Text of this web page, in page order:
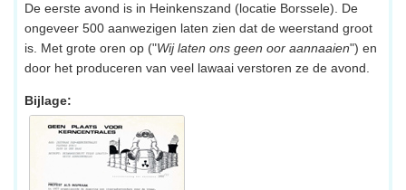
De eerste avond is in Heinkenszand (locatie Borssele). De
ongeveer 500 aanwezigen laten zien dat de weerstand groot
is. Met grote oren op ("Wij laten ons geen oor aannaaien") en
door het produceren van veel lawaai verstoren ze de avond.
Bijlage: